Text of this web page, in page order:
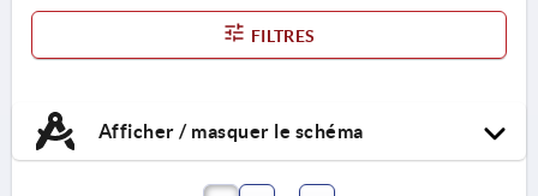
FILTRES
Afficher / masquer le schéma